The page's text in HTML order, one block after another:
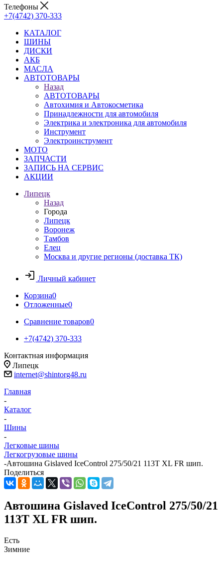
Телефоны
+7(4742) 370-333
КАТАЛОГ
ШИНЫ
ДИСКИ
АКБ
МАСЛА
АВТОТОВАРЫ
Назад
АВТОТОВАРЫ
Автохимия и Автокосметика
Принадлежности для автомобиля
Электрика и электроника для автомобиля
Инструмент
Электроинструмент
МОТО
ЗАПЧАСТИ
ЗАПИСЬ НА СЕРВИС
АКЦИИ
Липецк
Назад
Города
Липецк
Воронеж
Тамбов
Елец
Москва и другие регионы (доставка ТК)
Личный кабинет
Корзина0
Отложенные0
Сравнение товаров0
+7(4742) 370-333
Контактная информация
Липецк
internet@shintorg48.ru
Главная
-
Каталог
-
Шины
-
Легковые шины
Легкогрузовые шины
-Автошина Gislaved IceControl 275/50/21 113T XL FR шип.
Поделиться
Автошина Gislaved IceControl 275/50/21
113T XL FR шип.
Есть
Зимние